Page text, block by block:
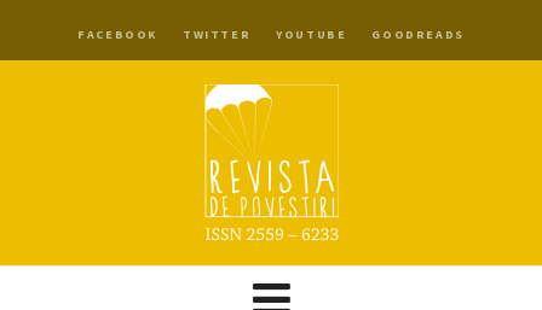
FACEBOOK TWITTER YOUTUBE GOODREADS